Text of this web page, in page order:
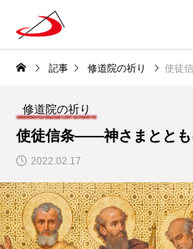
記事 修道院の祈り 使徒信
修道院の祈り
使徒信条――神さまととも
2022.02.17